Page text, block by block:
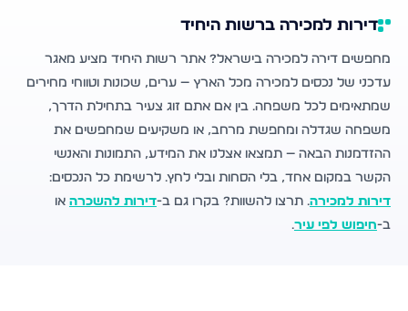
דירות למכירה ברשות היחיד
מחפשים דירה למכירה בישראל? אתר רשות היחיד מציע מאגר
עדכני של נכסים למכירה מכל הארץ — ערים, שכונות וטווחי מחירים
שמתאימים לכל משפחה. בין אם אתם זוג צעיר בתחילת הדרך,
משפחה שגדלה ומחפשת מרחב, או משקיעים שמחפשים את
ההזדמנות הבאה — תמצאו אצלנו את המידע, התמונות והאנשי
הקשר במקום אחד, בלי הסחות ובלי לחץ. לרשימת כל הנכסים:
דירות למכירה. תרצו להשוות? בקרו גם ב-דירות להשכרה או
ב-חיפוש לפי עיר.